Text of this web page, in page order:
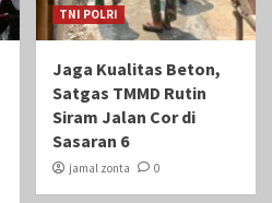
TNI POLRI
Jaga Kualitas Beton,
Satgas TMMD Rutin
Siram Jalan Cor di
Sasaran 6
jamal zonta 0